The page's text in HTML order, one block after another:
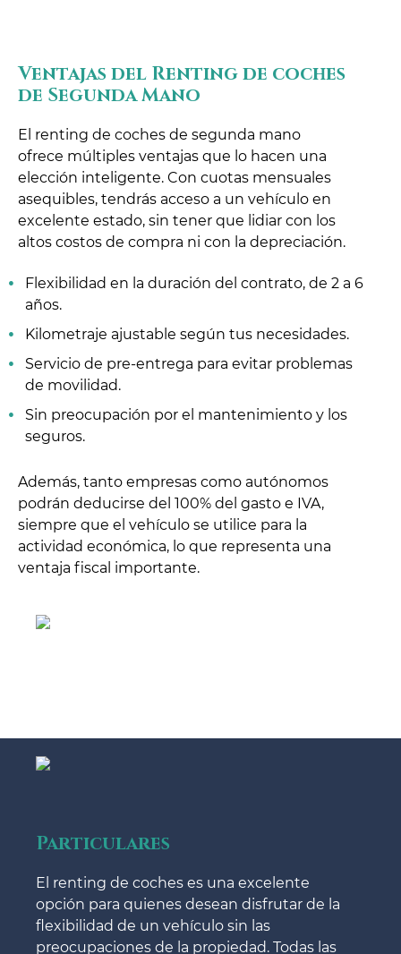
Ventajas del Renting de coches
de Segunda Mano
El renting de coches de segunda mano
ofrece múltiples ventajas que lo hacen una
elección inteligente. Con cuotas mensuales
asequibles, tendrás acceso a un vehículo en
excelente estado, sin tener que lidiar con los
altos costos de compra ni con la depreciación.
Flexibilidad en la duración del contrato, de 2 a 6
años.
Kilometraje ajustable según tus necesidades.
Servicio de pre-entrega para evitar problemas
de movilidad.
Sin preocupación por el mantenimiento y los
seguros.
Además, tanto empresas como autónomos
podrán deducirse del 100% del gasto e IVA,
siempre que el vehículo se utilice para la
actividad económica, lo que representa una
ventaja fiscal importante.
Particulares
El renting de coches es una excelente
opción para quienes desean disfrutar de la
flexibilidad de un vehículo sin las
preocupaciones de la propiedad. Todas las